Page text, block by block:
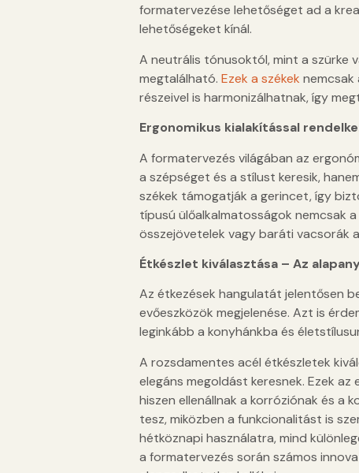
formatervezése lehetőséget ad a
lehetőségeket kínál.
A neutrális tónusoktól, mint a szürke
megtalálható. Ezek a székek nemcsak
részeivel is harmonizálhatnak, így
Ergonomikus kialakítással
A formatervezés világában az
a szépséget és a stílust keresik,
székek támogatják a gerincet, így
típusú ülőalkalmatosságok nemcsak
összejövetelek vagy baráti vacsorák
Étkészlet kiválasztása – Az
Az étkezések hangulatát jelentősen
evőeszközök megjelenése. Azt is
leginkább a konyhánkba és
A rozsdamentes acél étkészletek
elegáns megoldást keresnek. Ezek
hiszen ellenállnak a korróziónak és a
tesz, miközben a funkcionalitást is
hétköznapi használatra, mind
a formatervezés során számos